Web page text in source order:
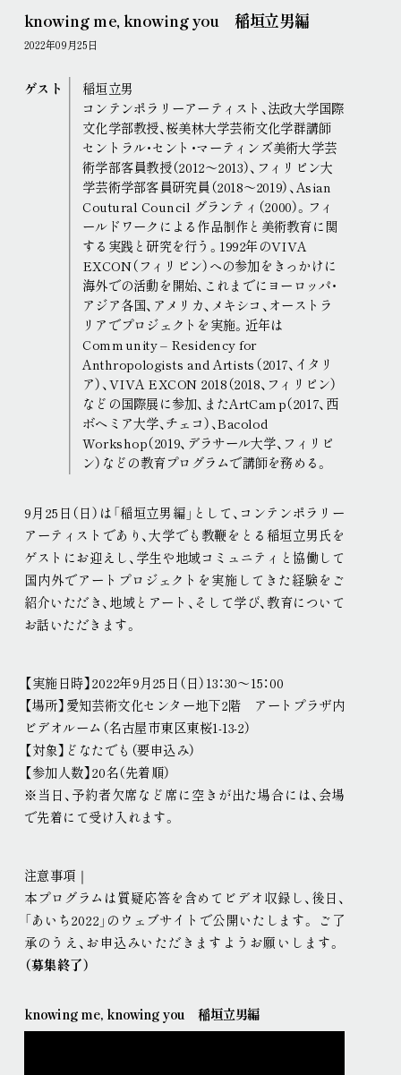
knowing me, knowing you 稲垣立男編
2022年09月25日
ゲスト
稲垣立男
コンテンポラリーアーティスト、法政大学国際
文化学部教授、桜美林大学芸術文化学群講師
セントラル・セント・マーティンズ美術大学芸
術学部客員教授（2012～2013）、フィリピン大
学芸術学部客員研究員（2018～2019）、Asian
Coutural Council グランティ（2000）。フィ
ールドワークによる作品制作と美術教育に関
する実践と研究を行う。1992年のVIVA
EXCON（フィリピン）への参加をきっかけに
海外での活動を開始、これまでにヨーロッパ・
アジア各国、アメリカ、メキシコ、オーストラ
リアでプロジェクトを実施。近年は
Community – Residency for
Anthropologists and Artists（2017、イタリ
ア）、VIVA EXCON 2018（2018、フィリピン）
などの国際展に参加、またArtCamp（2017、西
ボヘミア大学、チェコ）、Bacolod
Workshop（2019、デラサール大学、フィリピ
ン）などの教育プログラムで講師を務める。
9月25日（日）は「稲垣立男編」として、コンテンポラリー
アーティストであり、大学でも教鞭をとる稲垣立男氏を
ゲストにお迎えし、学生や地域コミュニティと協働して
国内外でアートプロジェクトを実施してきた経験をご
紹介いただき、地域とアート、そして学び、教育について
お話いただきます。
【実施日時】2022年9月25日（日）13：30〜15：00
【場所】愛知芸術文化センター地下2階 アートプラザ内
ビデオルーム（名古屋市東区東桜1-13-2）
【対象】どなたでも（要申込み）
【参加人数】20名（先着順）
※当日、予約者欠席など席に空きが出た場合には、会場
で先着にて受け入れます。
注意事項｜
本プログラムは質疑応答を含めてビデオ収録し、後日、
「あいち2022」のウェブサイトで公開いたします。
ご了
承のうえ、お申込みいただきますようお願いします。
（募集終了）
knowing me, knowing you 稲垣立男編